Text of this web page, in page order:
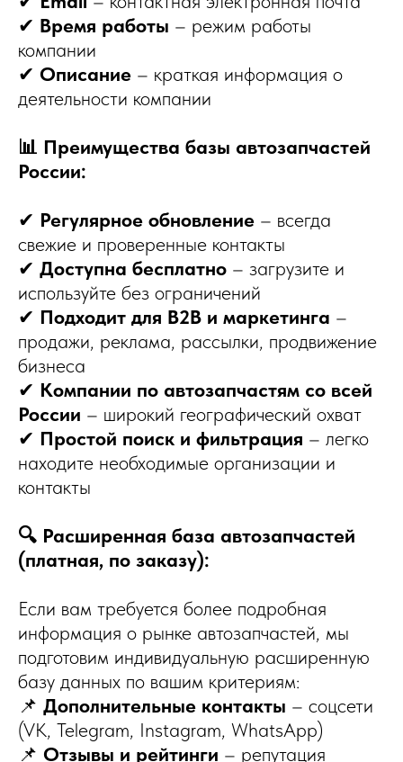
✔ Время работы – режим работы
компании
✔ Описание – краткая информация о
деятельности компании
📊 Преимущества базы автозапчастей
России:
✔ Регулярное обновление – всегда
свежие и проверенные контакты
✔ Доступна бесплатно – загрузите и
используйте без ограничений
✔ Подходит для B2B и маркетинга –
продажи, реклама, рассылки, продвижение
бизнеса
✔ Компании по автозапчастям со всей
России – широкий географический охват
✔ Простой поиск и фильтрация – легко
находите необходимые организации и
контакты
🔍 Расширенная база автозапчастей
(платная, по заказу):
Если вам требуется более подробная
информация о рынке автозапчастей, мы
подготовим индивидуальную расширенную
базу данных по вашим критериям:
📌 Дополнительные контакты – соцсети
(VK, Telegram, Instagram, WhatsApp)
📌 Отзывы и рейтинги – репутация